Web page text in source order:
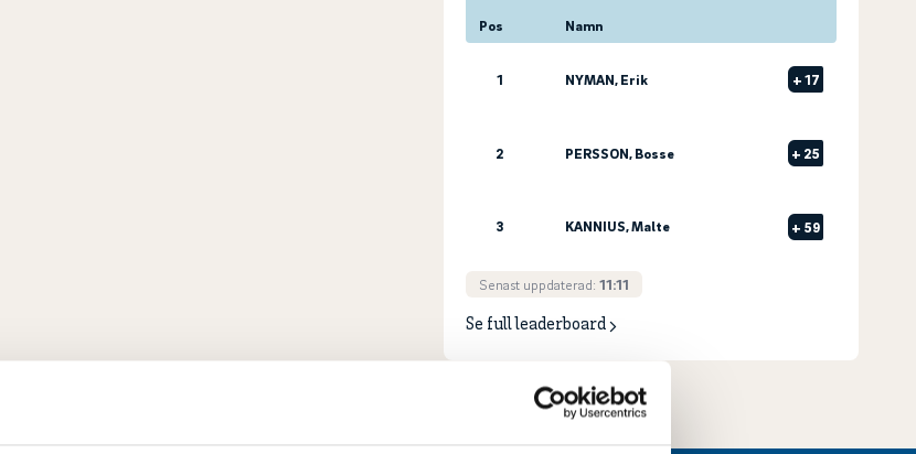
Pos Namn
1 NYMAN, Erik +17
2 PERSSON, Bosse + 25
3 KANNIUS, Malte + 59
Senast uppdaterad: 11:11
Se full leaderboard